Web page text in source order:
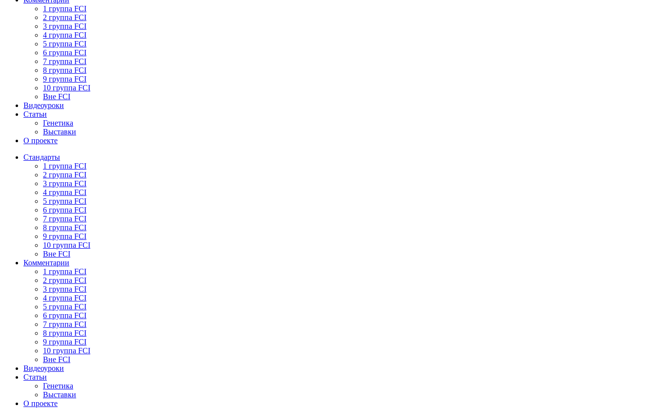
1 группа FCI
2 группа FCI
3 группа FCI
4 группа FCI
5 группа FCI
6 группа FCI
7 группа FCI
8 группа FCI
9 группа FCI
10 группа FCI
Вне FCI
Видеоуроки
Статьи
Генетика
Выставки
О проекте
Стандарты
1 группа FCI
2 группа FCI
3 группа FCI
4 группа FCI
5 группа FCI
6 группа FCI
7 группа FCI
8 группа FCI
9 группа FCI
10 группа FCI
Вне FCI
Комментарии
1 группа FCI
2 группа FCI
3 группа FCI
4 группа FCI
5 группа FCI
6 группа FCI
7 группа FCI
8 группа FCI
9 группа FCI
10 группа FCI
Вне FCI
Видеоуроки
Статьи
Генетика
Выставки
О проекте